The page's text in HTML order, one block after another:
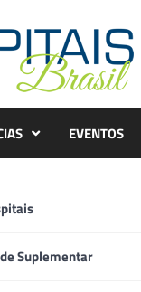
Suplementar
EVENTOS